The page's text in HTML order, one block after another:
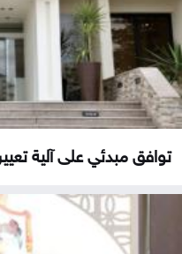
توافق مبدئي على آلية